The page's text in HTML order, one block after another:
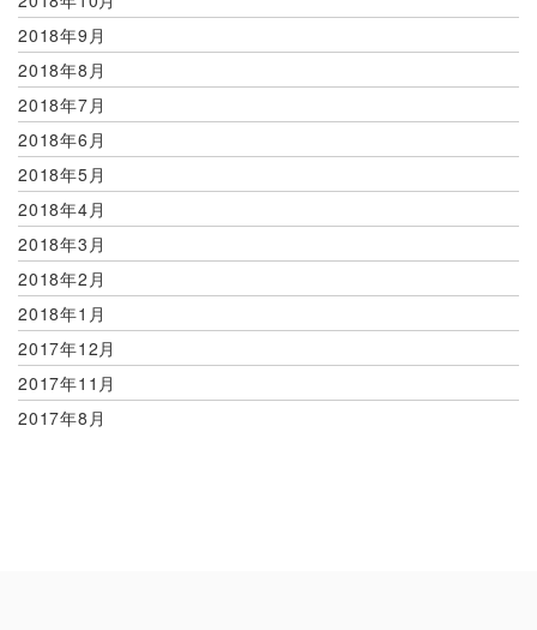
2018年9月
2018年8月
2018年7月
2018年6月
2018年5月
2018年4月
2018年3月
2018年2月
2018年1月
2017年12月
2017年11月
2017年8月